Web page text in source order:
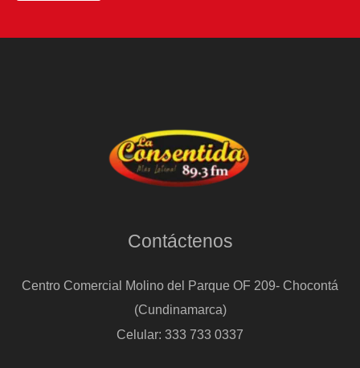
Contáctenos
Centro Comercial Molino del Parque OF 209- Chocontá
(Cundinamarca)
Celular: 333 733 0337